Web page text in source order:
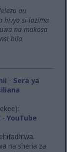
au
hivyo si lazima
na makosa
bila
- Sera ya
- YouTube
na sheria za